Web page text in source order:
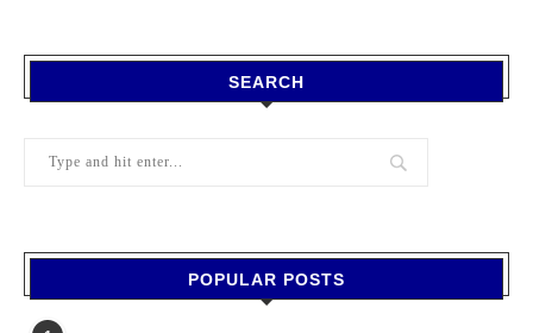
SEARCH
POPULAR POSTS